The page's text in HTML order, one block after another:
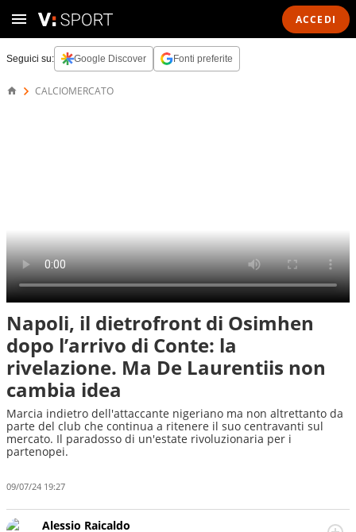
ACCEDI
Seguici su: Google Discover Fonti preferite
CALCIOMERCATO
Napoli, il dietrofront di Osimhen
dopo l’arrivo di Conte: la
rivelazione. Ma De Laurentiis non
cambia idea
Marcia indietro dell'attaccante nigeriano ma non altrettanto da
parte del club che continua a ritenere il suo centravanti sul
mercato. Il paradosso di un'estate rivoluzionaria per i
partenopei.
09/07/24 19:27
Alessio Raicaldo